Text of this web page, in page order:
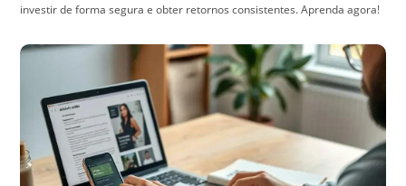
investir de forma segura e obter retornos consistentes. Aprenda agora!